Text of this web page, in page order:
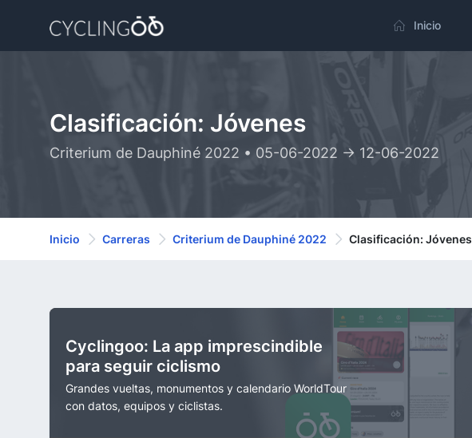
Inicio
Clasificación: Jóvenes
Criterium de Dauphiné 2022 • 05-06-2022 -> 12-06-2022
Inicio Carreras Criterium de Dauphiné 2022 Clasificación: Jóvenes
Cyclingoo: La app imprescindible
para seguir ciclismo
Grandes vueltas, monumentos y calendario WorldTour
con datos, equipos y ciclistas.